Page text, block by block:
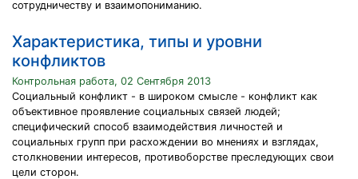
сотрудничеству и взаимопониманию.
Характеристика, типы и уровни
конфликтов
Контрольная работа, 02 Сентября 2013
Социальный конфликт - в широком смысле - конфликт как
объективное проявление социальных связей людей;
специфический способ взаимодействия личностей и
социальных групп при расхождении во мнениях и взглядах,
столкновении интересов, противоборстве преследующих свои
цели сторон.